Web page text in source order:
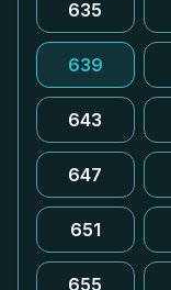
635
639
643
647
651
655